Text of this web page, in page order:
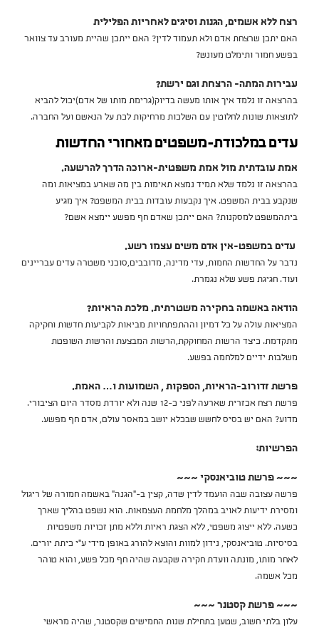
רצח ללא אשמים, הגנות וסיגים לאחריות הפלילית
האם יתכן שרצחת אדם ולא תעמוד לדין? האם ייתכן שהיית מעורב עד צוואר
בפשע חמור ותימלט מעונש?
עבירות המתה- הרצחת וגם ירשת?
בהרצאה זו נלמד איך אותו מעשה בדיוק(גרימת מותו של אדם)יכול להביא
לתוצאות שונות לחלוטין עם השלכות מרחיקות לכת על הנאשם ועל החברה.
עדים במלכודת-משפטים מאחורי החדשות
אמת עובדתית מול אמת משפטית-ארוכה הדרך להרשעה.
בהרצאה זו נלמד שלא תמיד נמצא תאימות בין מה שארע במציאות ומה
שנקבע בבית המשפט. איך נקבעות עובדות בבית המשפט? איך מגיע
ביתהמשפט למסקנות? האם ייתכן שאדם חף מפשע יימצא אשם?
עדים במשפט-אין אדם משים עצמו רשע.
נדבר על החדשות החמות, עדי מדינה, מדובבים,סוכני משטרה עדים עבריינים
ועוד. חגיגת פשע שלא נגמרת.
הודאה באשמה בחקירה משטרתית. מלכת הראיות?
המציאות עולה על כל דמיון וההתפתחויות מביאות לקביעות חדשות וחקיקה
מתקדמת. כיצד הרשות המחוקקת,הרשות המבצעת והרשות השופטת
משלבות ידיים למלחמה בפשע.
פרשת זדורוב-הראיות, הספקות , השמועות ו… האמת.
פרשת רצח אכזרית שארעה לפני כ-12 שנה ולא יורדת מסדר היום הציבורי.
מדוע? האם יש בסיס לחשש שבכלא יושב במאסר עולם, אדם חף מפשע.
הפרשיות:
~~~ פרשת טוביאנסקי ~~~
פרשה עצובה שבה הועמד לדין שדה, קצין ב-"הגנה" באשמה חמורה של ריגול
ומסירת ידיעות לאויב במהלך מלחמת העצמאות. הוא נשפט בהליך שארך
כשעה. ללא ייצוג משפטי, ללא הצגת ראיות וללא מתן זכויות משפטיות
בסיסיות. טוביאנסקי, נידון למוות והוצא להורג באופן מידי ע"י כיתת יורים.
לאחר מותו, מונתה וועדת חקירה שקבעה שהיה חף מכל פשע, והוא טוהר
מכל אשמה.
~~~ פרשת קסטנר ~~~
עלון בלתי חשוב, שטען בתחילת שנות החמישים שקסטנר, שהיה מראשי